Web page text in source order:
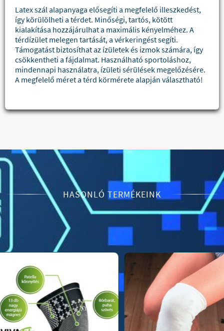
Latex szál alapanyaga elősegíti a megfelelő illeszkedést,
így körülölheti a térdet. Minőségi, tartós, kötött
kialakítása hozzájárulhat a maximális kényelméhez. A
térdízület melegen tartását, a vérkeringést segíti.
Támogatást biztosíthat az ízületek és izmok számára, így
csökkentheti a fájdalmat. Használható sportoláshoz,
mindennapi használatra, ízületi sérülések megelőzésére.
A megfelelő méret a térd körmérete alapján választható!
HASONLÓ TERMÉKEINK